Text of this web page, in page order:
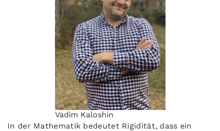
Vadim Kaloshin
In der Mathematik bedeutet Rigidität, dass ein